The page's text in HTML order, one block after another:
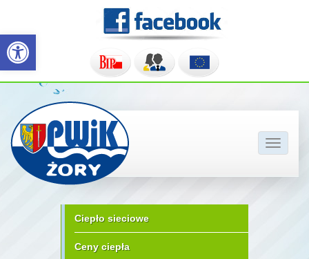
Otwórz pasek narzędzi
Pokaż/
Ciepło sieciowe
Ceny ciepła